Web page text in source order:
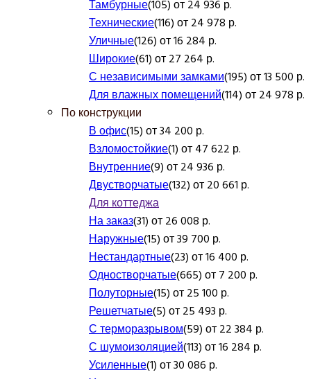
Тамбурные(105) от 24 936 р.
Технические(116) от 24 978 р.
Уличные(126) от 16 284 р.
Широкие(61) от 27 264 р.
С независимыми замками(195) от 13 500 р.
Для влажных помещений(114) от 24 978 р.
По конструкции
В офис(15) от 34 200 р.
Взломостойкие(1) от 47 622 р.
Внутренние(9) от 24 936 р.
Двустворчатые(132) от 20 661 р.
Для коттеджа
На заказ(31) от 26 008 р.
Наружные(15) от 39 700 р.
Нестандартные(23) от 16 400 р.
Одностворчатые(665) от 7 200 р.
Полуторные(15) от 25 100 р.
Решетчатые(5) от 25 493 р.
С терморазрывом(59) от 22 384 р.
С шумоизоляцией(113) от 16 284 р.
Усиленные(1) от 30 086 р.